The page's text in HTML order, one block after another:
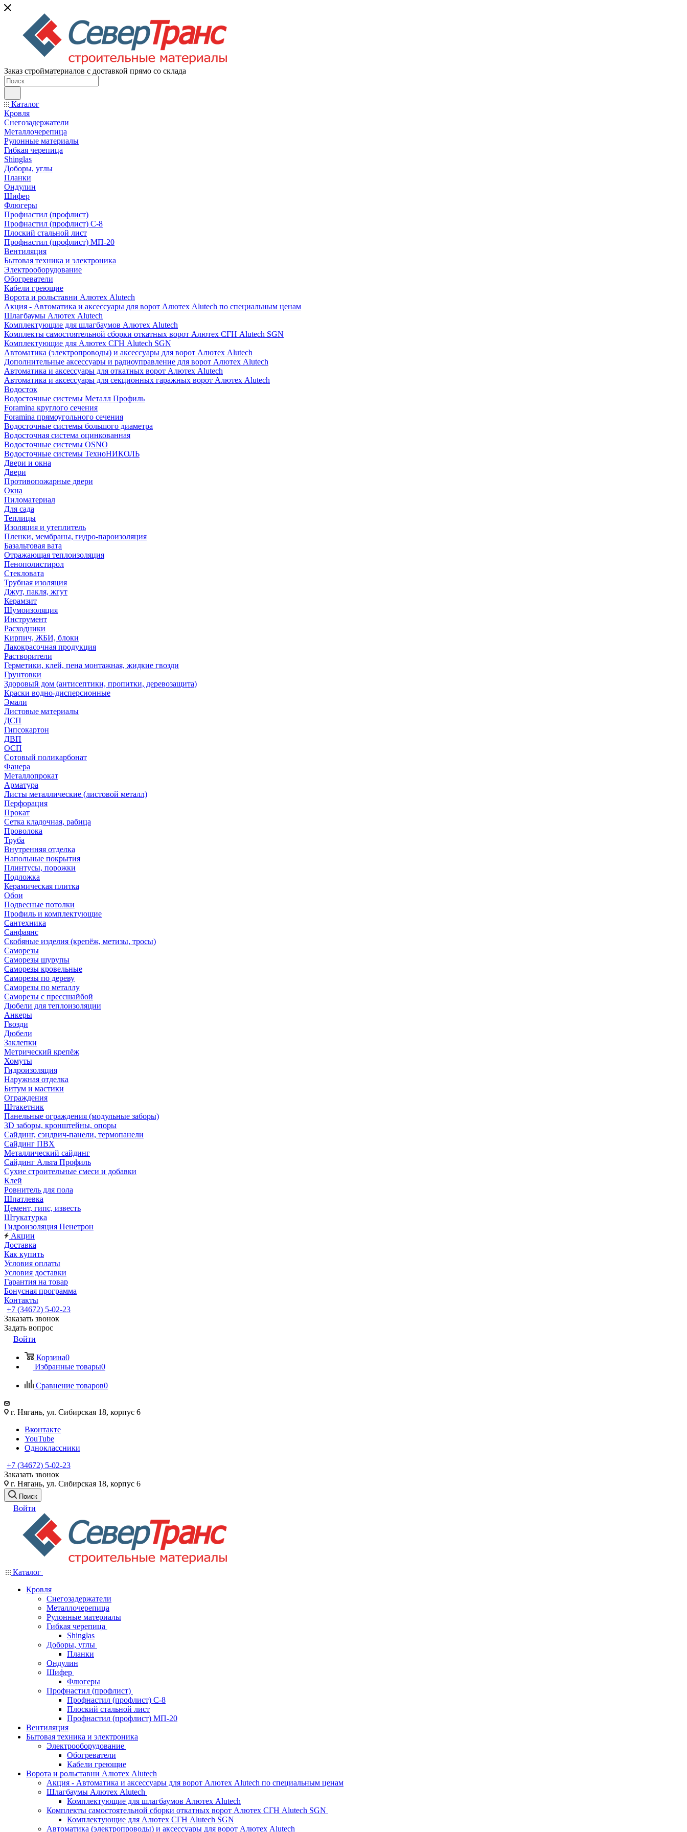
Заказ стройматериалов с доставкой прямо со склада
Каталог
Кровля
Снегозадержатели
Металлочерепица
Рулонные материалы
Гибкая черепица
Shinglas
Доборы, углы
Планки
Ондулин
Шифер
Флюгеры
Профнастил (профлист)
Профнастил (профлист) С-8
Плоский стальной лист
Профнастил (профлист) МП-20
Вентиляция
Бытовая техника и электроника
Электрооборудование
Обогреватели
Кабели греющие
Ворота и рольставни Алютех Alutech
Акция - Автоматика и аксессуары для ворот Алютех Alutech по специальным ценам
Шлагбаумы Алютех Alutech
Комплектующие для шлагбаумов Алютех Alutech
Комплекты самостоятельной сборки откатных ворот Алютех СГН Alutech SGN
Комплектующие для Алютех СГН Alutech SGN
Автоматика (электропроводы) и аксессуары для ворот Алютех Alutech
Дополнительные аксессуары и радиоуправление для ворот Алютех Alutech
Автоматика и аксессуары для откатных ворот Алютех Alutech
Автоматика и аксессуары для секционных гаражных ворот Алютех Alutech
Водосток
Водосточные системы Металл Профиль
Foramina круглого сечения
Foramina прямоугольного сечения
Водосточные системы большого диаметра
Водосточная система оцинкованная
Водосточные системы OSNO
Водосточные системы ТехноНИКОЛЬ
Двери и окна
Двери
Противопожарные двери
Окна
Пиломатериал
Для сада
Теплицы
Изоляция и утеплитель
Пленки, мембраны, гидро-пароизоляция
Базальтовая вата
Отражающая теплоизоляция
Пенополистирол
Стекловата
Трубная изоляция
Джут, пакля, жгут
Керамзит
Шумоизоляция
Инструмент
Расходники
Кирпич, ЖБИ, блоки
Лакокрасочная продукция
Растворители
Герметики, клей, пена монтажная, жидкие гвозди
Грунтовки
Здоровый дом (антисептики, пропитки, деревозащита)
Краски водно-дисперсионные
Эмали
Листовые материалы
ДСП
Гипсокартон
ДВП
ОСП
Сотовый поликарбонат
Фанера
Металлопрокат
Арматура
Листы металлические (листовой металл)
Перфорация
Прокат
Сетка кладочная, рабица
Проволока
Труба
Внутренняя отделка
Напольные покрытия
Плинтусы, порожки
Подложка
Керамическая плитка
Обои
Подвесные потолки
Профиль и комплектующие
Сантехника
Санфаянс
Скобяные изделия (крепёж, метизы, тросы)
Саморезы
Саморезы шурупы
Саморезы кровельные
Саморезы по дереву
Саморезы по металлу
Саморезы с прессшайбой
Дюбели для теплоизоляции
Анкеры
Гвозди
Дюбели
Заклепки
Метрический крепёж
Хомуты
Гидроизоляция
Наружная отделка
Битум и мастики
Ограждения
Штакетник
Панельные ограждения (модульные заборы)
3D заборы, кронштейны, опоры
Cайдинг, сэндвич-панели, термопанели
Сайдинг ПВХ
Металлический сайдинг
Сайдинг Альта Профиль
Сухие строительные смеси и добавки
Клей
Ровнитель для пола
Шпатлевка
Цемент, гипс, известь
Штукатурка
Гидроизоляция Пенетрон
Акции
Доставка
Как купить
Условия оплаты
Условия доставки
Гарантия на товар
Бонусная программа
Контакты
+7 (34672) 5-02-23
Заказать звонок
Задать вопрос
Войти
Корзина0
Избранные товары0
Сравнение товаров0
г. Нягань, ул. Сибирская 18, корпус 6
Вконтакте
YouTube
Одноклассники
+7 (34672) 5-02-23
Заказать звонок
г. Нягань, ул. Сибирская 18, корпус 6
Поиск
Войти
Каталог
Кровля
Снегозадержатели
Металлочерепица
Рулонные материалы
Гибкая черепица
Shinglas
Доборы, углы
Планки
Ондулин
Шифер
Флюгеры
Профнастил (профлист)
Профнастил (профлист) С-8
Плоский стальной лист
Профнастил (профлист) МП-20
Вентиляция
Бытовая техника и электроника
Электрооборудование
Обогреватели
Кабели греющие
Ворота и рольставни Алютех Alutech
Акция - Автоматика и аксессуары для ворот Алютех Alutech по специальным ценам
Шлагбаумы Алютех Alutech
Комплектующие для шлагбаумов Алютех Alutech
Комплекты самостоятельной сборки откатных ворот Алютех СГН Alutech SGN
Комплектующие для Алютех СГН Alutech SGN
Автоматика (электропроводы) и аксессуары для ворот Алютех Alutech